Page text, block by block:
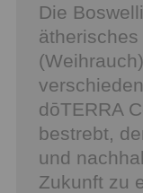
Die
dōTERRA
bestrebt,
und
Zukunft zu